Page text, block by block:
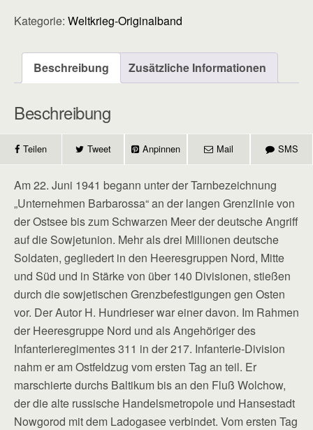
2
Kategorie: Weltkrieg-Originalband
Beschreibung Zusätzliche Informationen
Beschreibung
Teilen Tweet Anpinnen Mail SMS
Am 22. Juni 1941 begann unter der Tarnbezeichnung
„Unternehmen Barbarossa“ an der langen Grenzlinie von
der Ostsee bis zum Schwarzen Meer der deutsche Angriff
auf die Sowjetunion. Mehr als drei Millionen deutsche
Soldaten, gegliedert in den Heeresgruppen Nord, Mitte
und Süd und in Stärke von über 140 Divisionen, stießen
durch die sowjetischen Grenzbefestigungen gen Osten
vor. Der Autor H. Hundrieser war einer davon. Im Rahmen
der Heeresgruppe Nord und als Angehöriger des
Infanterieregimentes 311 in der 217. Infanterie-Division
nahm er am Ostfeldzug vom ersten Tag an teil. Er
marschierte durchs Baltikum bis an den Fluß Wolchow,
der die alte russische Handelsmetropole und Hansestadt
Nowgorod mit dem Ladogasee verbindet. Vom ersten Tag